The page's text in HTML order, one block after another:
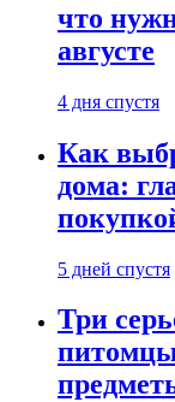
что
августе
4 дня спустя
Как
дома:
5 дней спустя
Три
питомцы